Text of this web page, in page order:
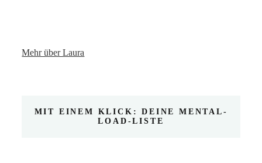
Mehr über Laura
MIT EINEM KLICK: DEINE MENTAL-
LOAD-LISTE